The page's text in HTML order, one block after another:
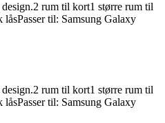
rum til kort1 større rum til
til: Samsung Galaxy
rum til kort1 større rum til
til: Samsung Galaxy